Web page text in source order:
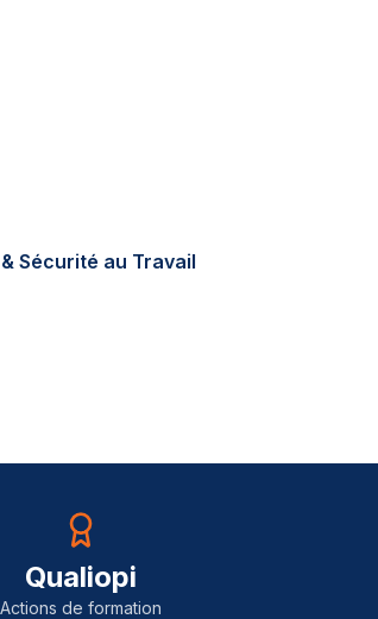
Sécurité au Travail
Qualiopi
Actions de formation